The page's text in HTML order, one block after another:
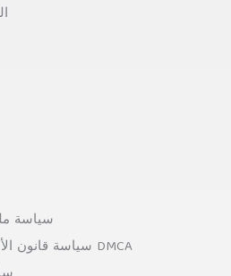
سياسة
سياسة قانون الألفية للملكية الرقمية DMCA